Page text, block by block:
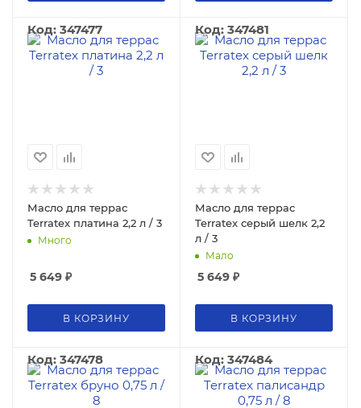
Код: 347477
Масло для террас
Terratex платина 2,2 л / 3
Много
5 649 ₽
В КОРЗИНУ
Код: 347481
Масло для террас
Terratex серый шелк 2,2
л / 3
Мало
5 649 ₽
В КОРЗИНУ
Код: 347478 Код: 347484